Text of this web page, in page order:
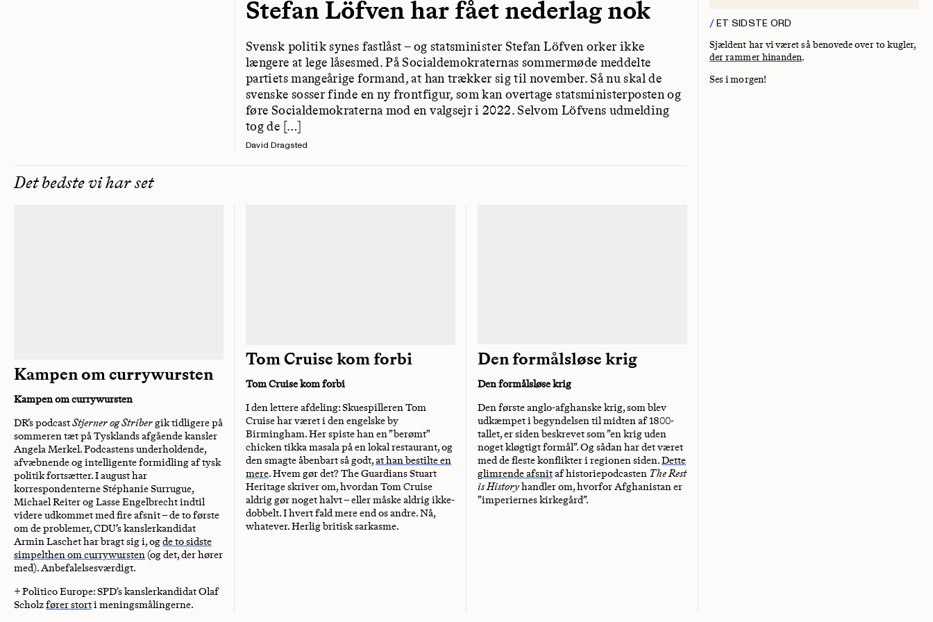
Stefan Löfven har fået nederlag nok
Svensk politik synes fastlåst – og statsminister Stefan Löfven orker ikke
længere at lege låsesmed. På Socialdemokraternas sommermøde meddelte
partiets mangeårige formand, at han trækker sig til november. Så nu skal de
svenske sosser finde en ny frontfigur, som kan overtage statsministerposten og
føre Socialdemokraterna mod en valgsejr i 2022. Selvom Löfvens udmelding
tog de […]
David Dragsted
Det bedste vi har set
Kampen om currywursten
Kampen om currywursten
DR’s podcastStjerner og Stribergik tidligere på
sommeren tæt på Tysklands afgående kansler
Angela Merkel. Podcastens underholdende,
afvæbnende og intelligente formidling af tysk
politik fortsætter. I august har
korrespondenterne Stéphanie Surrugue,
Michael Reiter og Lasse Engelbrecht indtil
videre udkommet med fire afsnit – de to første
om de problemer, CDU’s kanslerkandidat
Armin Laschet har bragt sig i, ogde to sidste
simpelthen om currywursten (og det, der hører
med). Anbefalelsesværdigt.
+ Politico Europe: SPD’s kanslerkandidat Olaf
Scholzfører storti meningsmålingerne.
Tom Cruise kom forbi
Tom Cruise kom forbi
I den lettere afdeling: Skuespilleren Tom
Cruise har været i den engelske by
Birmingham. Her spiste han en ”berømt”
chicken tikka masala på en lokal restaurant, og
den smagte åbenbart så godt,at han bestilte en
mere. Hvem gør det? The Guardians Stuart
Heritage skriver om, hvordan Tom Cruise
aldrig gør noget halvt – eller måske aldrig ikke-
dobbelt. I hvert fald mere end os andre. Nå,
whatever. Herlig britisk sarkasme.
Den formålsløse krig
Den formålsløse krig
Den første anglo-afghanske krig, som blev
udkæmpet i begyndelsen til midten af 1800-
tallet, er siden beskrevet som ”en krig uden
noget kløgtigt formål”. Og sådan har det været
med de fleste konflikter i regionen siden.Dette
glimrende afsnitaf historiepodcasten The Rest
is Historyhandler om, hvorfor Afghanistan er
”imperiernes kirkegård”.
ET SIDSTE ORD
Sjældent har vi været så benovede over to kugler,
der rammer hinanden.
Ses i morgen!